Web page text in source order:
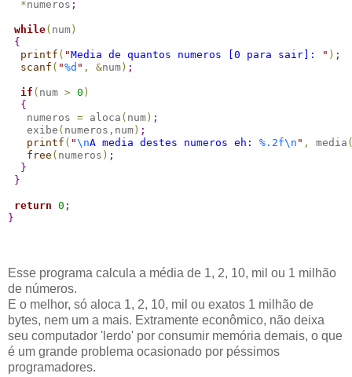
*numeros ;
while( num)
{
printf ( "Media de quantos numeros [0 para sair]: " ) ;
scanf ( "%d " , &num) ;
if ( num > 0 )
{
   numeros
= aloca ( num) ;
   exibe
( numeros , num) ;
printf ( "\nA media destes numeros eh: %.2f\n " , media
free ( numeros ) ;
}
}
return 0 ;
}
Esse programa calcula a média de 1, 2, 10, mil ou 1 milhão
de números.
E o melhor, só aloca 1, 2, 10, mil ou exatos 1 milhão de
bytes, nem um a mais. Extramente econômico, não deixa
seu computador 'lerdo' por consumir memória demais, o que
é um grande problema ocasionado por péssimos
programadores.